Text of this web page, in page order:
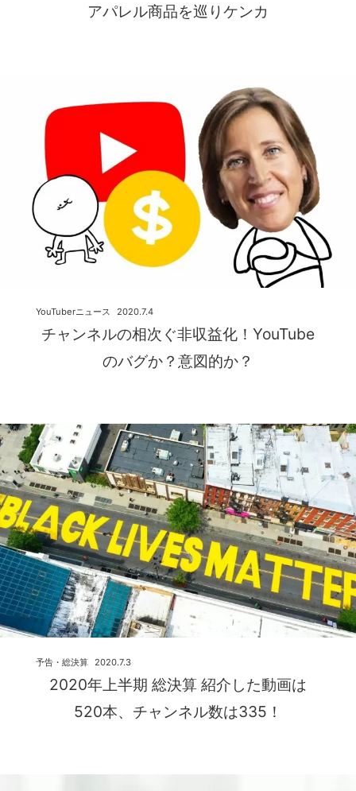
アパレル商品を巡りケンカ
チャンネルの相次ぐ非収益化！YouTube
のバグか？意図的か？
2020.7.4
YouTuberニュース
2020年上半期 総決算 紹介した動画は
520本、チャンネル数は335！
2020.7.3
予告・総決算